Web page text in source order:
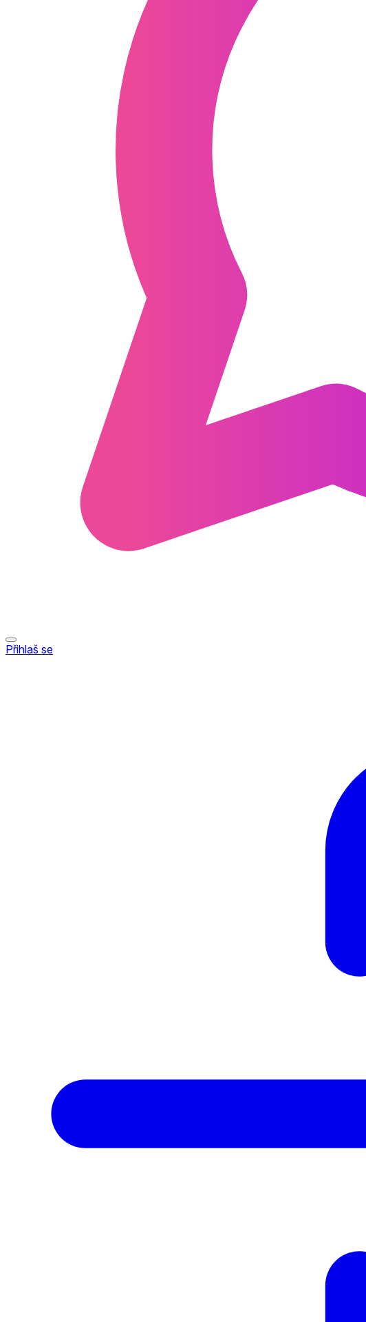
Přihlaš se